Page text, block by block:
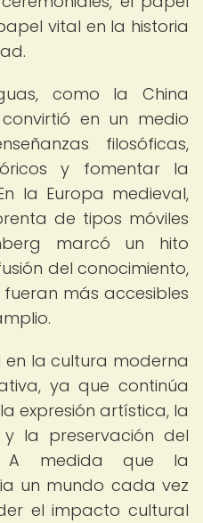
vital en la historia
como la China
en un medio
filosóficas,
y fomentar la
la Europa medieval,
de tipos móviles
marcó un hito
del conocimiento,
más accesibles
en la cultura moderna
ya que continúa
expresión artística, la
la preservación del
A medida que la
un mundo cada vez
el impacto cultural